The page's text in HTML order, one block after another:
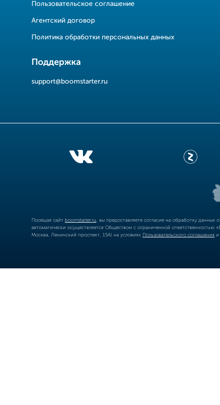
Пользовательское соглашение
Агентский договор
Политика обработки персональных данных
Поддержка
support@boomstarter.ru
Посещая сайт boomstarter.ru , вы предоставляете согласие на обработку
автоматически осуществляется Обществом с ограниченной
Москва, Ленинский проспект, 15А) на условиях Пользовательского соглашения и